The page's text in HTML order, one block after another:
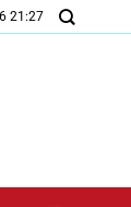
21:27